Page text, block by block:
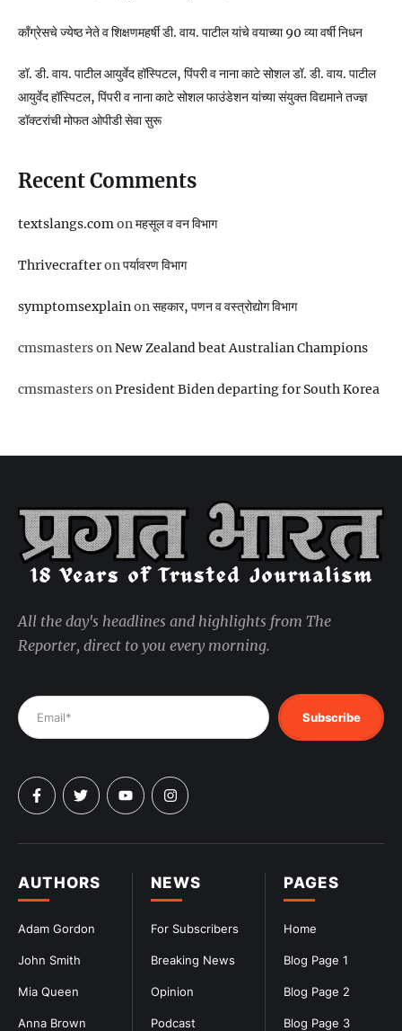
काँग्रेसचे ज्येष्ठ नेते व शिक्षणमहर्षी डी. वाय. पाटील यांचे वयाच्या 90 व्या वर्षी निधन
डॉ. डी. वाय. पाटील आयुर्वेद हॉस्पिटल, पिंपरी व नाना काटे सोशल डॉ. डी. वाय. पाटील
आयुर्वेद हॉस्पिटल, पिंपरी व नाना काटे सोशल फाउंडेशन यांच्या संयुक्त विद्यमाने तज्ज्ञ
डॉक्टरांची मोफत ओपीडी सेवा सुरू
Recent Comments
textslangs.comonमहसूल व वन विभाग
Thrivecrafteronपर्यावरण विभाग
symptomsexplainonसहकार, पणन व वस्‍त्रोद्योग विभाग
cmsmastersonNew Zealand beat Australian Champions
cmsmastersonPresident Biden departing for South Korea
PAGES
Home
Blog Page 1
Blog Page 2
Blog Page 3
NEWS
For Subscribers
Breaking News
Opinion
Podcast
AUTHORS
Adam Gordon
John Smith
Mia Queen
Anna Brown
All the day's headlines and highlights from The
Reporter, direct to you every morning.
Subscribe